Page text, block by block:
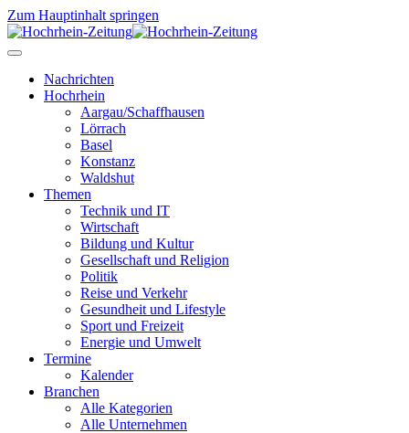
Zum Hauptinhalt springen
Nachrichten
Hochrhein
Aargau/Schaffhausen
Lörrach
Basel
Konstanz
Waldshut
Themen
Technik und IT
Wirtschaft
Bildung und Kultur
Gesellschaft und Religion
Politik
Reise und Verkehr
Gesundheit und Lifestyle
Sport und Freizeit
Energie und Umwelt
Termine
Kalender
Branchen
Alle Kategorien
Alle Unternehmen